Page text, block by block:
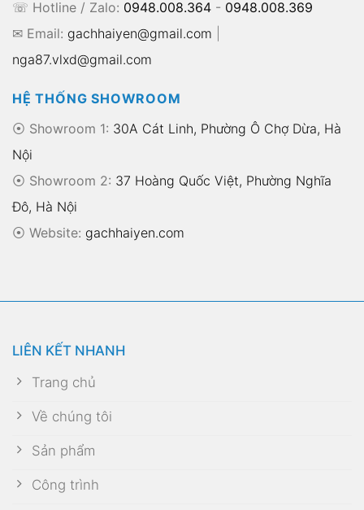
☏ Hotline / Zalo: 0948.008.364 - 0948.008.369
✉ Email: gachhaiyen@gmail.com
nga87.vlxd@gmail.com
HỆ THỐNG SHOWROOM
⦿ Showroom 1: 30A Cát Linh, Phường Ô Chợ Dừa, Hà
Nội
⦿ Showroom 2: 37 Hoàng Quốc Việt, Phường Nghĩa
Đô, Hà Nội
⦿ Website: gachhaiyen.com
LIÊN KẾT NHANH
Trang chủ
Về chúng tôi
Sản phẩm
Công trình